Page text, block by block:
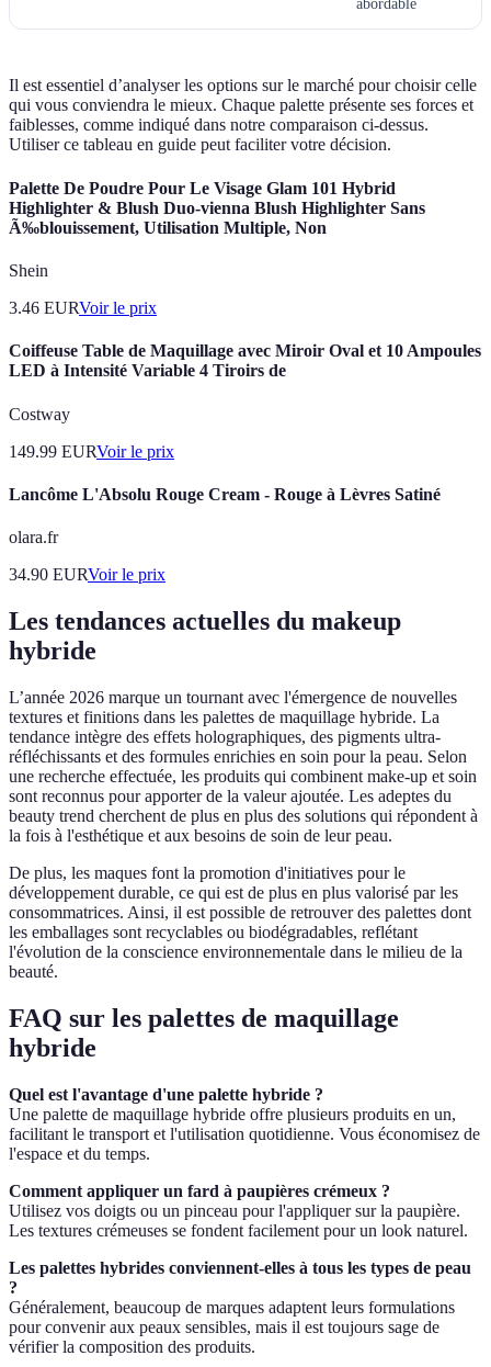
abordable
Il est essentiel d’analyser les options sur le marché pour choisir celle
qui vous conviendra le mieux. Chaque palette présente ses forces et
faiblesses, comme indiqué dans notre comparaison ci-dessus.
Utiliser ce tableau en guide peut faciliter votre décision.
Palette De Poudre Pour Le Visage Glam 101 Hybrid
Highlighter & Blush Duo-vienna Blush Highlighter Sans
Ã‰blouissement, Utilisation Multiple, Non
Shein
3.46 EURVoir le prix
Coiffeuse Table de Maquillage avec Miroir Oval et 10 Ampoules
LED à Intensité Variable 4 Tiroirs de
Costway
149.99 EURVoir le prix
Lancôme L'Absolu Rouge Cream - Rouge à Lèvres Satiné
olara.fr
34.90 EURVoir le prix
Les tendances actuelles du makeup
hybride
L’année 2026 marque un tournant avec l'émergence de nouvelles
textures et finitions dans les palettes de maquillage hybride. La
tendance intègre des effets holographiques, des pigments ultra-
réfléchissants et des formules enrichies en soin pour la peau. Selon
une recherche effectuée, les produits qui combinent make-up et soin
sont reconnus pour apporter de la valeur ajoutée. Les adeptes du
beauty trend cherchent de plus en plus des solutions qui répondent à
la fois à l'esthétique et aux besoins de soin de leur peau.
De plus, les maques font la promotion d'initiatives pour le
développement durable, ce qui est de plus en plus valorisé par les
consommatrices. Ainsi, il est possible de retrouver des palettes dont
les emballages sont recyclables ou biodégradables, reflétant
l'évolution de la conscience environnementale dans le milieu de la
beauté.
FAQ sur les palettes de maquillage
hybride
Quel est l'avantage d'une palette hybride ?
Une palette de maquillage hybride offre plusieurs produits en un,
facilitant le transport et l'utilisation quotidienne. Vous économisez de
l'espace et du temps.
Comment appliquer un fard à paupières crémeux ?
Utilisez vos doigts ou un pinceau pour l'appliquer sur la paupière.
Les textures crémeuses se fondent facilement pour un look naturel.
Les palettes hybrides conviennent-elles à tous les types de peau
?
Généralement, beaucoup de marques adaptent leurs formulations
pour convenir aux peaux sensibles, mais il est toujours sage de
vérifier la composition des produits.